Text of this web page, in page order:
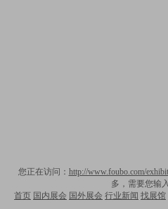
您正在访问： http://www.foubo.com/
多，需要您输
首页 国内展会 国外展会 行业新闻 找展馆